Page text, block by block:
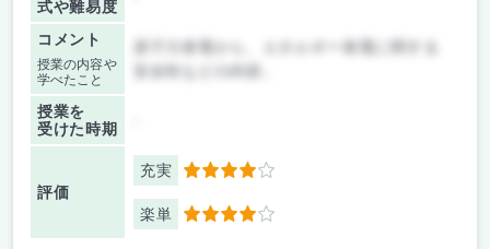
式や難易度
コメント
授業の内容や
学べたこと
授業を
受けた時期
評価
充実 4
楽単 4